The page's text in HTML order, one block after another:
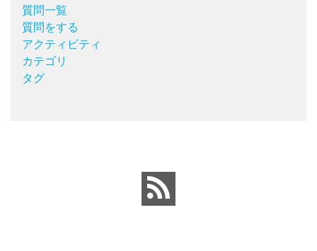
質問一覧
質問をする
アクティビティ
カテゴリ
タグ